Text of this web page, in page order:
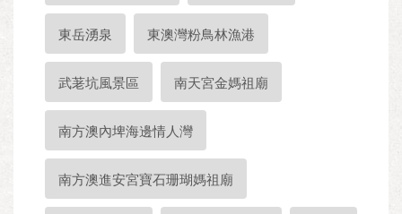
東岳湧泉 東澳灣粉鳥林漁港
武荖坑風景區 南天宮金媽祖廟
南方澳內埤海邊情人灣
南方澳進安宮寶石珊瑚媽祖廟